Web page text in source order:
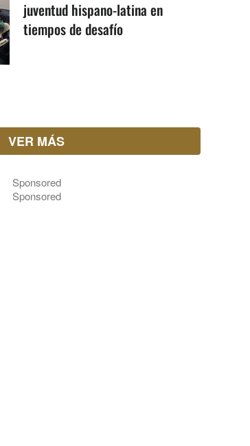
juventud hispano-latina en
tiempos de desafío
VER MÁS
Sponsored
Sponsored